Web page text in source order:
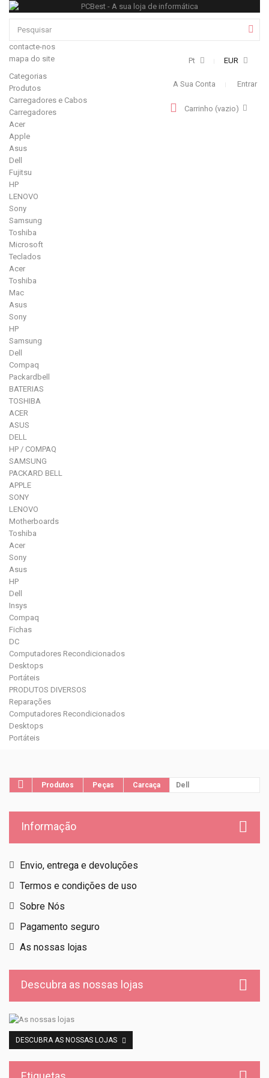
EUR
Pt
contacte-nos
mapa do site
A Sua Conta Entrar
Carrinho (vazio)
Categorias
Produtos
Carregadores e Cabos
Carregadores
Acer
Apple
Asus
Dell
Fujitsu
HP
LENOVO
Sony
Samsung
Toshiba
Microsoft
Teclados
Acer
Toshiba
Mac
Asus
Sony
HP
Samsung
Dell
Compaq
Packardbell
BATERIAS
TOSHIBA
ACER
ASUS
DELL
HP / COMPAQ
SAMSUNG
PACKARD BELL
APPLE
SONY
LENOVO
Motherboards
Toshiba
Acer
Sony
Asus
HP
Dell
Insys
Compaq
Fichas
DC
Computadores Recondicionados
Desktops
Portáteis
PRODUTOS DIVERSOS
Reparações
Computadores Recondicionados
Desktops
Portáteis
Produtos Peças Carcaça Dell
Informação
Envio, entrega e devoluções
Termos e condições de uso
Sobre Nós
Pagamento seguro
As nossas lojas
Descubra as nossas lojas
DESCUBRA AS NOSSAS LOJAS